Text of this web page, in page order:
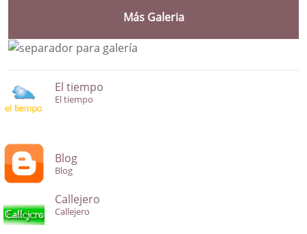
Más Galeria
El tiempo
El tiempo
Blog
Blog
Callejero
Callejero